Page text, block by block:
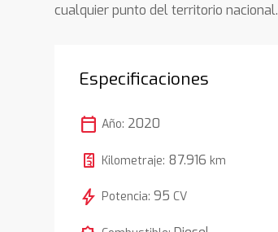
cualquier punto del territorio nacional.
Especificaciones
calendar_today Año: 2020
Kilometraje: 87.916 km
bolt Potencia:95 CV